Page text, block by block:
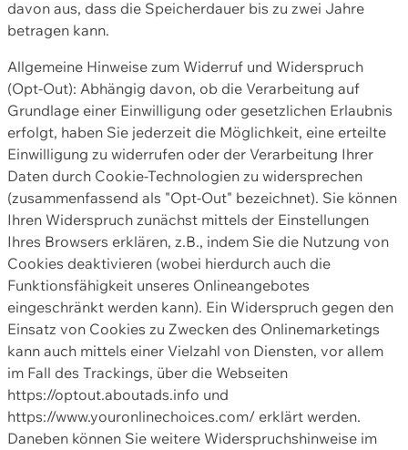
davon aus, dass die Speicherdauer bis zu zwei Jahre
betragen kann.
Allgemeine Hinweise zum Widerruf und Widerspruch
(Opt-Out): Abhängig davon, ob die Verarbeitung auf
Grundlage einer Einwilligung oder gesetzlichen Erlaubnis
erfolgt, haben Sie jederzeit die Möglichkeit, eine erteilte
Einwilligung zu widerrufen oder der Verarbeitung Ihrer
Daten durch Cookie-Technologien zu widersprechen
(zusammenfassend als "Opt-Out" bezeichnet). Sie können
Ihren Widerspruch zunächst mittels der Einstellungen
Ihres Browsers erklären, z.B., indem Sie die Nutzung von
Cookies deaktivieren (wobei hierdurch auch die
Funktionsfähigkeit unseres Onlineangebotes
eingeschränkt werden kann). Ein Widerspruch gegen den
Einsatz von Cookies zu Zwecken des Onlinemarketings
kann auch mittels einer Vielzahl von Diensten, vor allem
im Fall des Trackings, über die Webseiten
https://optout.aboutads.info und
https://www.youronlinechoices.com/ erklärt werden.
Daneben können Sie weitere Widerspruchshinweise im